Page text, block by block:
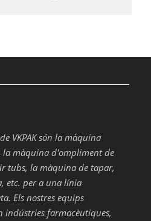
VKPAK són la màquina
màquina d'ompliment de
tubs, la màquina de tapar,
etc. per a una línia
Els nostres equips
farmacèutiques,